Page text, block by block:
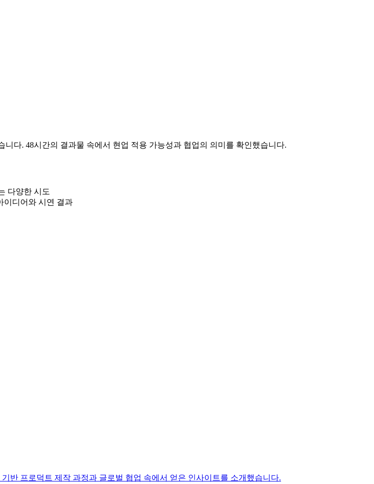
다. 48시간의 결과물 속에서 현업 적용 가능성과 협업의 의미를 확인했습니다.
다양한 시도
이디어와 시연 결과
반 프로덕트 제작 과정과 글로벌 협업 속에서 얻은 인사이트를 소개했습니다.